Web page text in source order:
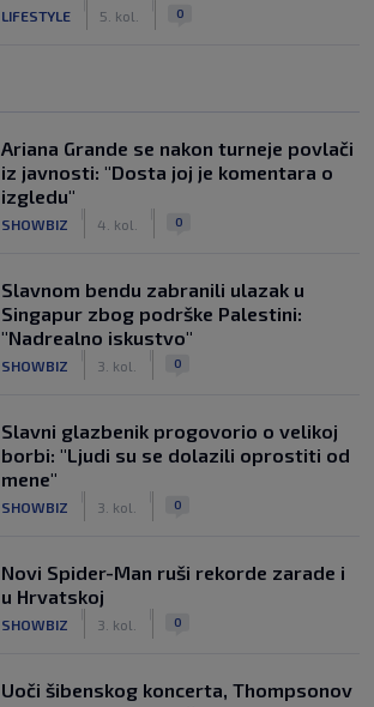
LIFESTYLE 5. kol. 0
Ariana Grande se nakon turneje povlači
iz javnosti: "Dosta joj je komentara o
izgledu"
SHOWBIZ 4. kol. 0
Slavnom bendu zabranili ulazak u
Singapur zbog podrške Palestini:
"Nadrealno iskustvo"
SHOWBIZ 3. kol. 0
Slavni glazbenik progovorio o velikoj
borbi: "Ljudi su se dolazili oprostiti od
mene"
SHOWBIZ 3. kol. 0
Novi Spider-Man ruši rekorde zarade i
u Hrvatskoj
SHOWBIZ 3. kol. 0
Uoči šibenskog koncerta, Thompsonov